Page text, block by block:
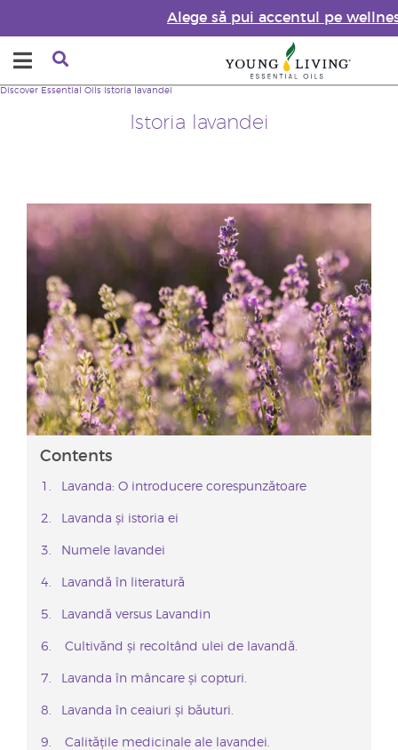
Alege să pui accentul pe
Istoria lavandei
Discover Essential Oils Istoria lavandei
Contents
Lavanda: O introducere corespunzătoare
Lavanda și istoria ei
Numele lavandei
Lavandă în literatură
Lavandă versus Lavandin
Cultivănd și recoltând ulei de lavandă.
Lavanda în mâncare și copturi.
Lavanda în ceaiuri și băuturi.
Calitățile medicinale ale lavandei.